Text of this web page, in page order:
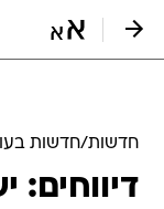
חדשות/חדשות